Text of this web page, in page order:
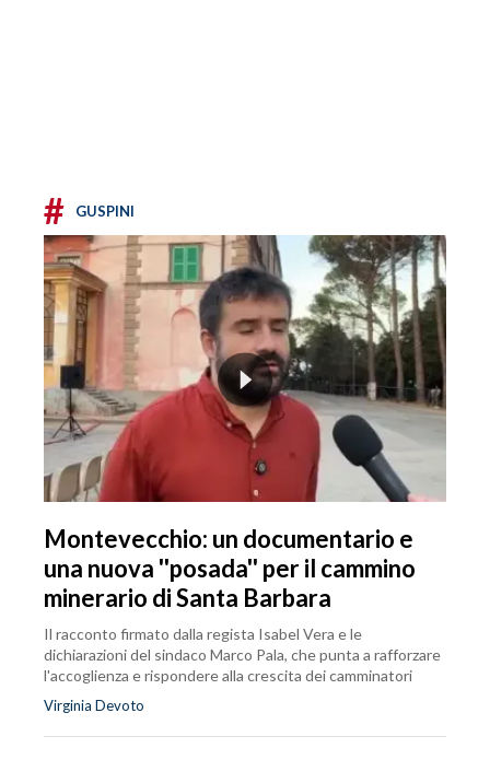
# GUSPINI
Montevecchio: un documentario e
una nuova ''posada'' per il cammino
minerario di Santa Barbara
Il racconto firmato dalla regista Isabel Vera e le
dichiarazioni del sindaco Marco Pala, che punta a rafforzare
l'accoglienza e rispondere alla crescita dei camminatori
Virginia Devoto